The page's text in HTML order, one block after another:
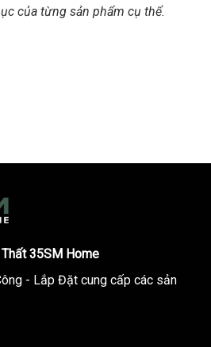
của từng sản phẩm cụ thể.
35SM Home
- Lắp Đặt cung cấp các sản